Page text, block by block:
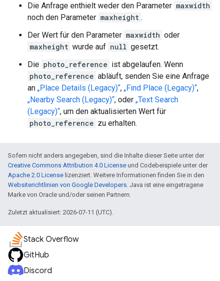
Die Anfrage enthielt weder den Parameter maxwidth
noch den Parameter maxheight .
Der Wert für den Parameter maxwidth oder
maxheight wurde auf null gesetzt.
Die photo_reference ist abgelaufen. Wenn
photo_reference abläuft, senden Sie eine Anfrage
an „Place Details (Legacy)“, „Find Place (Legacy)“,
„Nearby Search (Legacy)“, oder „Text Search
(Legacy)“, um den aktualisierten Wert für
photo_reference zu erhalten.
Sofern nicht anders angegeben, sind die Inhalte dieser Seite unter der
Creative Commons Attribution 4.0 License und Codebeispiele unter der
Apache 2.0 License lizenziert. Weitere Informationen finden Sie in den
Websiterichtlinien von Google Developers. Java ist eine eingetragene
Marke von Oracle und/oder seinen Partnern.
Zuletzt aktualisiert: 2026-07-11 (UTC).
Stack Overflow
GitHub
Discord